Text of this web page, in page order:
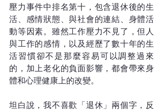
壓力事件中排名第十，包含退休後的生
活、感情狀態、與社會的連結、身體活
動等因素。雖然工作壓力不見了，但人
與工作的感情，以及經歷了數十年的生
活習慣卻不是那麼容易可以調整過來
的，加上老化的負面影響，都會帶來身
體和心理健康上的改變。
坦白說，我不喜歡「退休」兩個字，反